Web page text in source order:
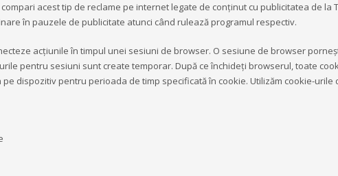
acest tip de reclame pe internet legate de conţinut cu publicitatea de la
în pauzele de publicitate atunci când rulează programul respectiv.
acțiunile în timpul unei sesiuni de browser. O sesiune de browser
pentru sesiuni sunt create temporar. După ce închideți browserul, toate
dispozitiv pentru perioada de timp specificată în cookie. Utilizăm cookie-urile